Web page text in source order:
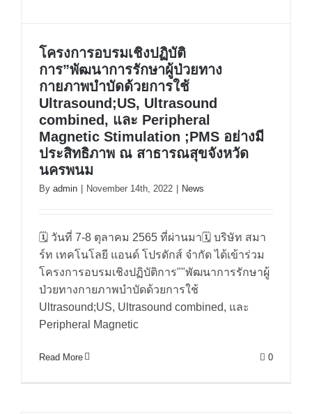
โครงการอบรมเชิงปฏิบัติ
การ”พัฒนาการรักษาผู้ป่วยทาง
กายภาพบำบัดด้วยการใช้
Ultrasound;US, Ultrasound
combined, และ Peripheral
Magnetic Stimulation ;PMS อย่างมี
นครพนม
โครงการอบรมเชิงปฏิบัติ
การ”พัฒนาการรักษาผู้ป่วยทาง
กายภาพบำบัดด้วยการใช้
Ultrasound;US, Ultrasound
combined, และ Peripheral
Magnetic Stimulation ;PMS อย่างมี
ประสิทธิภาพ ณ สาธารณสุขจังหวัด
นครพนม
By admin November 14th, 2022 News
🗓 วันที่ 7-8 ตุลาคม 2565 ที่ผ่านมา🗓 บริษัท สมา
ร์ท เทคโนโลยี แอนด์ โปรดักส์ จำกัด ได้เข้าร่วม
โครงการอบรมเชิงปฏิบัติการ""พัฒนาการรักษาผู้
ป่วยทางกายภาพบำบัดด้วยการใช้
Ultrasound;US, Ultrasound combined, และ
Peripheral Magnetic
Read More 0